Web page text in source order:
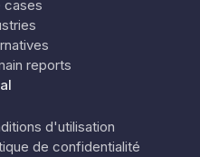
cases
reports
d'utilisation
de confidentialité